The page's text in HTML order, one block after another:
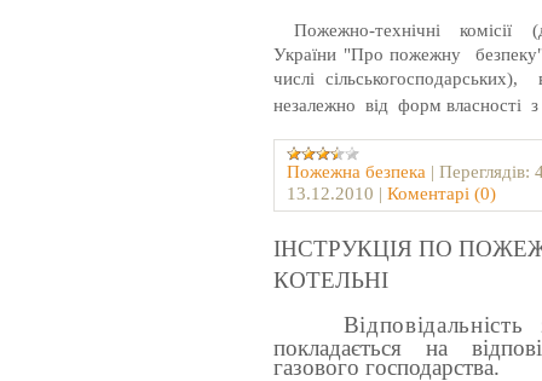
Пожежно-технічні комісії
України "Про пожежну
числі сільськогосподарських),
незалежно від форм власності з
Пожежна безпека | Переглядів:
13.12.2010 | Коментарі (0)
ІНСТРУКЦІЯ ПО
КОТЕЛЬНІ
покладається на
газового господарства.